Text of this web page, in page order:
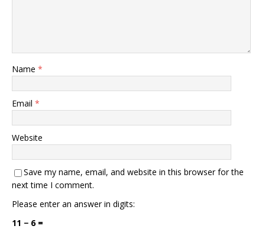
Name *
Email *
Website
Save my name, email, and website in this browser for the
next time I comment.
Please enter an answer in digits:
11 − 6 =